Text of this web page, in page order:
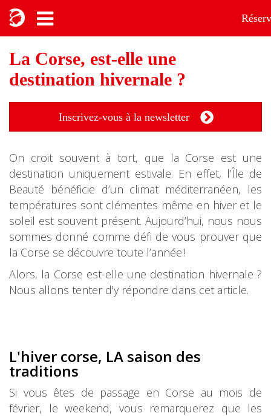
La Corse, est-elle une
destination hivernale ?
Inscrivez-vous à la newsletter
On croit souvent à tort, que la Corse est une
destination uniquement estivale. En effet, l’Île de
Beauté bénéficie d’un climat méditerranéen, les
températures sont clémentes même en hiver et le
soleil est souvent présent. Aujourd’hui, nous nous
sommes donné comme défi de vous prouver que
la Corse se découvre toute l’année !
Alors, la Corse est-elle une destination hivernale ?
Nous allons tenter d'y répondre dans cet article.
L'hiver corse, LA saison des
traditions
Si vous êtes de passage en Corse au mois de
février, le weekend, vous remarquerez que les